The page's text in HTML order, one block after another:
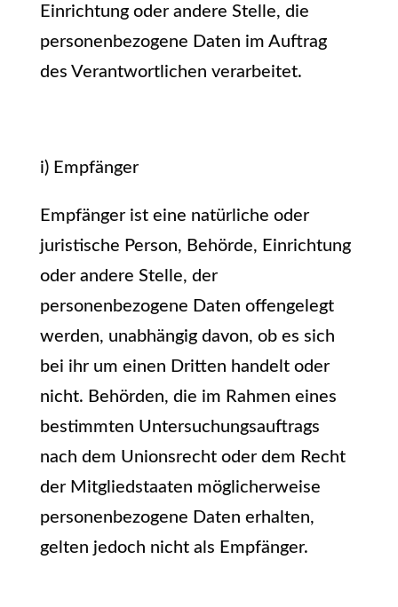
Einrichtung oder andere Stelle, die
personenbezogene Daten im Auftrag
des Verantwortlichen verarbeitet.
i) Empfänger
Empfänger ist eine natürliche oder
juristische Person, Behörde, Einrichtung
oder andere Stelle, der
personenbezogene Daten offengelegt
werden, unabhängig davon, ob es sich
bei ihr um einen Dritten handelt oder
nicht. Behörden, die im Rahmen eines
bestimmten Untersuchungsauftrags
nach dem Unionsrecht oder dem Recht
der Mitgliedstaaten möglicherweise
personenbezogene Daten erhalten,
gelten jedoch nicht als Empfänger.